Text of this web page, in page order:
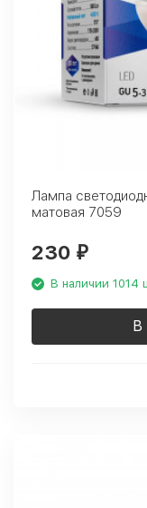
Лампа
матовая 7059
230 ₽
В наличии 1014
В